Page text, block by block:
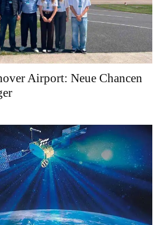
Airport: Neue Chancen